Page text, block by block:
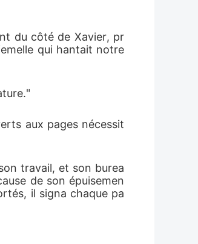
du côté de Xavier, pr
qui hantait notre
aux pages nécessit
travail, et son burea
de son épuisemen
il signa chaque pa